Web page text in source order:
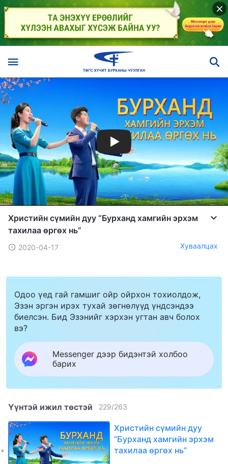
Христийн сүмийн дуу “Бурханд хамгийн эрхэм
тахилаа өргөх нь”
2020-04-17 Хуваалцах
Одоо үед гай гамшиг ойр ойрхон тохиолдож,
Эзэн эргэн ирэх тухай зөгнөлүүд үндсэндээ
биелсэн. Бид Эзэнийг хэрхэн угтан авч болох
вэ?
Messenger дээр бидэнтэй холбоо
барих
Үүнтэй ижил төстэй 229/263
Христийн сүмийн дуу
“Бурханд хамгийн эрхэм
тахилаа өргөх нь”